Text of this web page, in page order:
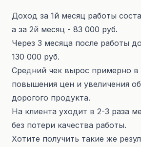
Доход за 1й месяц работы
а за 2й месяц - 83 000 руб.
Через 3 месяца после работы
130 000 руб.
Средний чек вырос примерно в
повышения цен и увеличения
дорогого продукта.
На клиента уходит в 2-3 раза
без потери качества работы.
Хотите получить такие же